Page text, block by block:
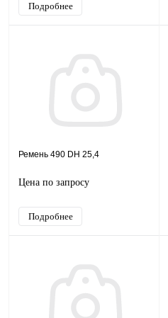
Подробнее
Ремень 490 DH 25,4
Цена по запросу
Подробнее